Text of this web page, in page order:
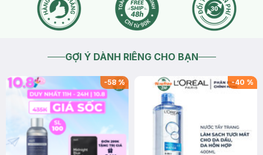
GỢI Ý DÀNH RIÊNG CHO BẠN
-58% -40 %